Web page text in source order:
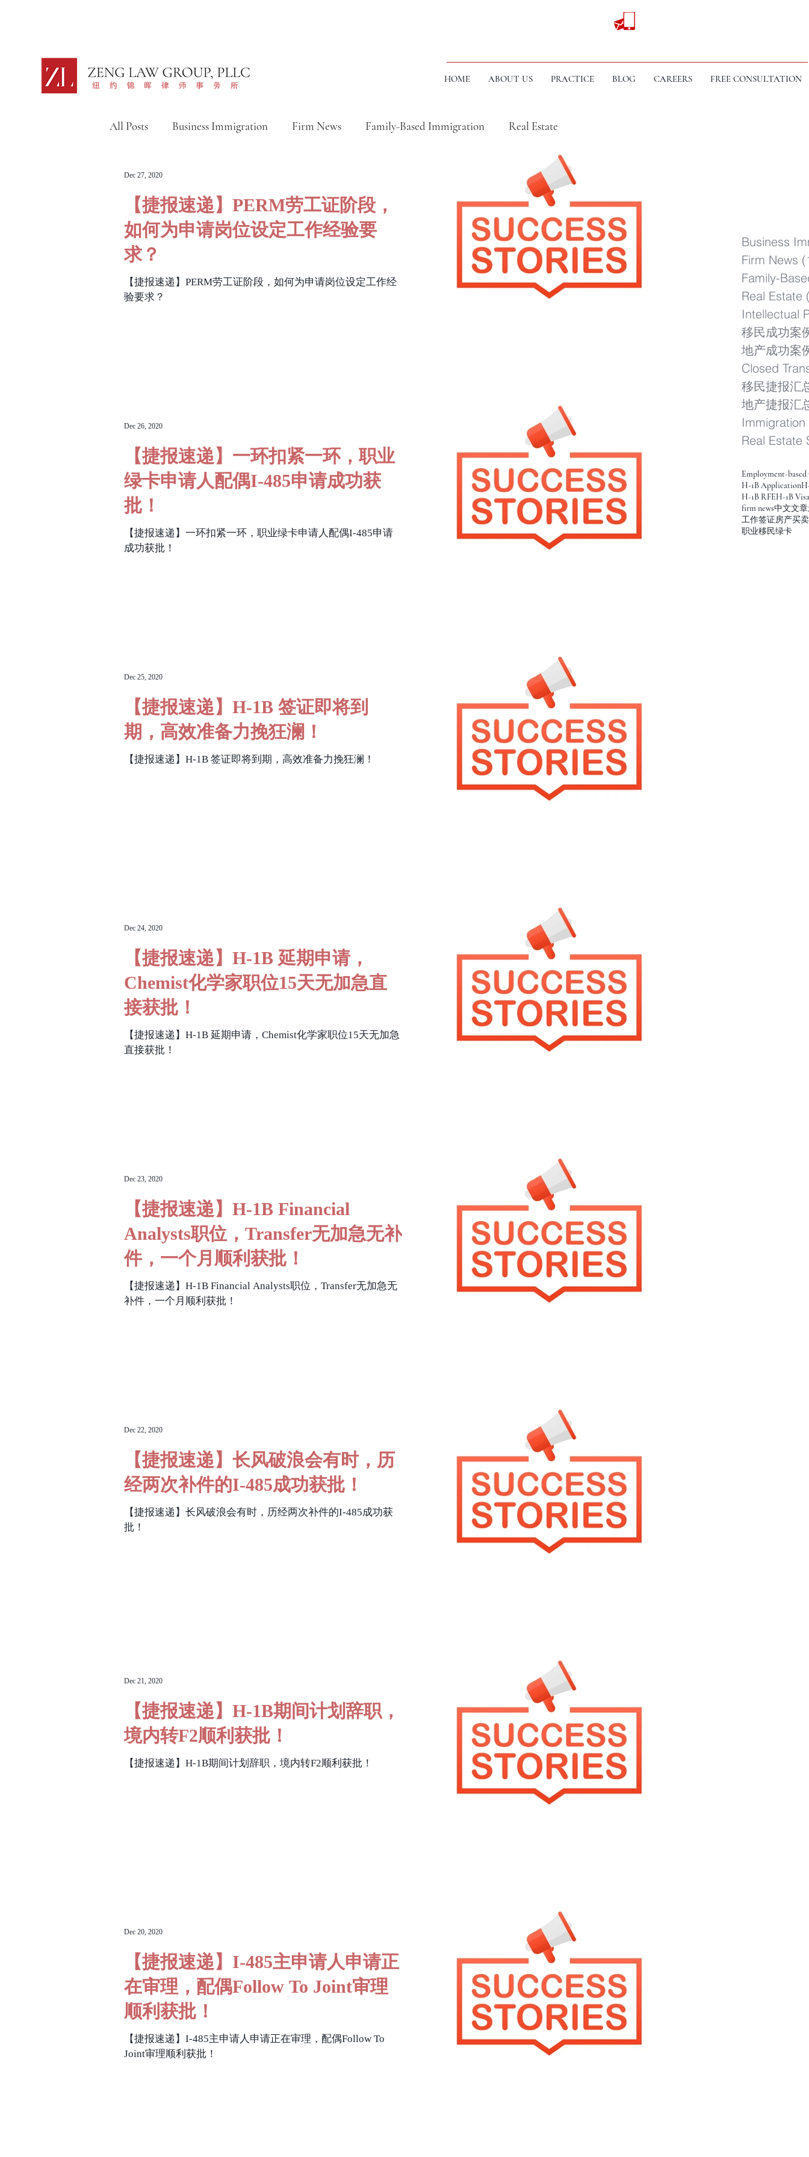
HOME ABOUT US PRACTICE BLOG CAREERS FREE CONSULTATION
All Posts Business Immigration Firm News Family-Based Immigration Real Estate
Intellectual Property
移民捷报汇总篇（视频） 地产捷报汇总篇（视频） Immigration Stories (Vedio)
【捷报速递】PERM劳工证阶段，
如何为申请岗位设定工作经验要
求？
【捷报速递】PERM劳工证阶段，如何为申请岗位设定工作经
验要求？
Dec 27, 2020
【捷报速递】一环扣紧一环，职业
绿卡申请人配偶I-485申请成功获
批！
【捷报速递】一环扣紧一环，职业绿卡申请人配偶I-485申请
成功获批！
Dec 26, 2020
【捷报速递】H-1B 签证即将到
期，高效准备力挽狂澜！
【捷报速递】H-1B 签证即将到期，高效准备力挽狂澜！
Dec 25, 2020
【捷报速递】H-1B 延期申请，
Chemist化学家职位15天无加急直
接获批！
【捷报速递】H-1B 延期申请，Chemist化学家职位15天无加急
直接获批！
Dec 24, 2020
【捷报速递】H-1B Financial
Analysts职位，Transfer无加急无补
件，一个月顺利获批！
【捷报速递】H-1B Financial Analysts职位，Transfer无加急无
补件，一个月顺利获批！
Dec 23, 2020
【捷报速递】长风破浪会有时，历
经两次补件的I-485成功获批！
【捷报速递】长风破浪会有时，历经两次补件的I-485成功获
批！
Dec 22, 2020
【捷报速递】H-1B期间计划辞职，
境内转F2顺利获批！
【捷报速递】H-1B期间计划辞职，境内转F2顺利获批！
Dec 21, 2020
【捷报速递】I-485主申请人申请正
在审理，配偶Follow To Joint审理
顺利获批！
【捷报速递】I-485主申请人申请正在审理，配偶Follow To
Joint审理顺利获批！
Dec 20, 2020
Business
Firm News
Family-
Real Estate
Intellectual
移民成功案
地产成功案
Closed
移民捷报汇
地产捷报汇
Immigration
Real Estate
Employment-based
H-1B Application
H-1B RFEH-1B Visa
firm news中文文章
工作签证房产买卖
职业移民绿卡